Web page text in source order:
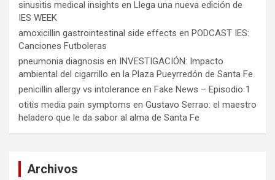
sinusitis medical insights en Llega una nueva edición de
IES WEEK
amoxicillin gastrointestinal side effects en PODCAST IES:
Canciones Futboleras
pneumonia diagnosis en INVESTIGACIÓN: Impacto
ambiental del cigarrillo en la Plaza Pueyrredón de Santa Fe
penicillin allergy vs intolerance en Fake News – Episodio 1
otitis media pain symptoms en Gustavo Serrao: el maestro
heladero que le da sabor al alma de Santa Fe
Archivos